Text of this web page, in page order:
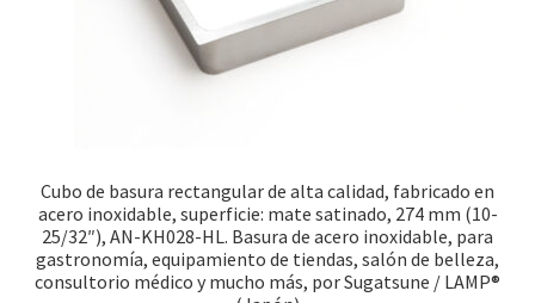
Cubo de basura rectangular de alta calidad, fabricado en
acero inoxidable, superficie: mate satinado, 274 mm (10-
25/32″), AN-KH028-HL. Basura de acero inoxidable, para
gastronomía, equipamiento de tiendas, salón de belleza,
consultorio médico y mucho más, por Sugatsune / LAMP®